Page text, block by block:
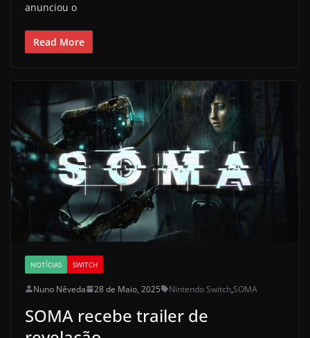
anunciou o
Read More
NOTÍCIAS SWITCH
Nuno Nêveda 28 de Maio, 2025 Nintendo Switch,SOMA
SOMA recebe trailer de